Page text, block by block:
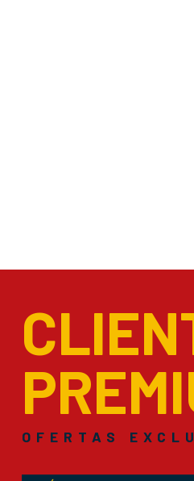
OFERTAS